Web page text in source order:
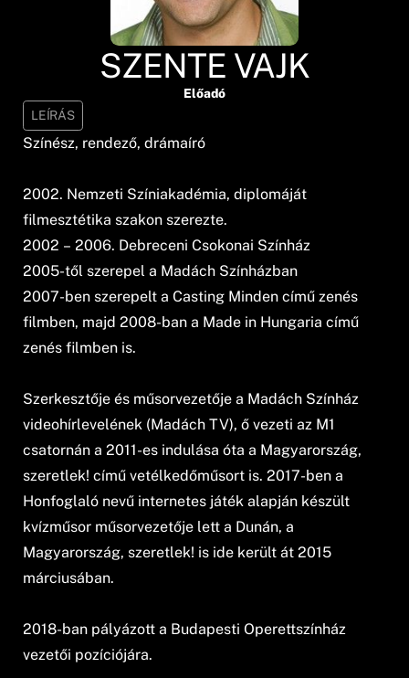
SZENTE VAJK
Előadó
LEÍRÁS
Színész, rendező, drámaíró
2002. Nemzeti Színiakadémia, diplomáját
filmesztétika szakon szerezte.
2002 – 2006. Debreceni Csokonai Színház
2005-től szerepel a Madách Színházban
2007-ben szerepelt a Casting Minden című zenés
filmben, majd 2008-ban a Made in Hungaria című
zenés filmben is.
Szerkesztője és műsorvezetője a Madách Színház
videohírlevelének (Madách TV), ő vezeti az M1
csatornán a 2011-es indulása óta a Magyarország,
szeretlek! című vetélkedőműsort is. 2017-ben a
Honfoglaló nevű internetes játék alapján készült
kvízműsor műsorvezetője lett a Dunán, a
Magyarország, szeretlek! is ide került át 2015
márciusában.
2018-ban pályázott a Budapesti Operettszínház
vezetői pozíciójára.